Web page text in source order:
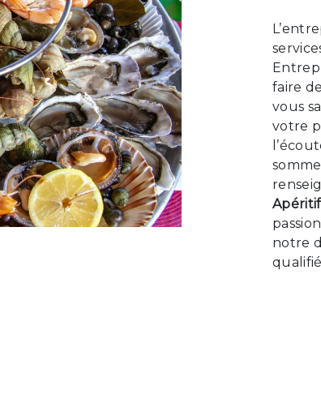
faire
vous
votre
notre